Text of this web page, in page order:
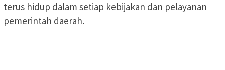
terus hidup dalam setiap kebijakan dan pelayanan
pemerintah daerah.